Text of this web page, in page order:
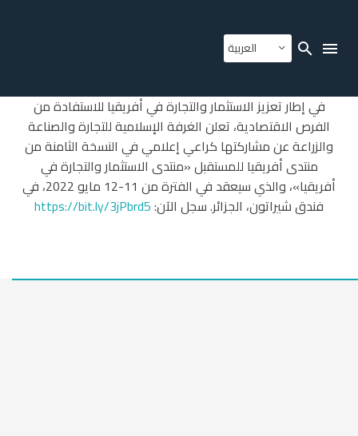
العربية
في إطار تعزيز الاستثمار والتجارة في أفريقيا للاستفادة من
الفرص الاقتصادية، تعلن الغرفة الإسلامية للتجارة والصناعة
والزراعة عن مشاركتها كراعي إعلامي في النسخة الثامنة من
منتدى أفريقيا للمستقبل «منتدى الاستثمار والتجارة في
أفريقيا»، والذي سيعقد في الفترة من 11-12 مايو 2022، في
فندق شيراتون، الجزائر. سجل الآن:https://bit.ly/3jPbrd5